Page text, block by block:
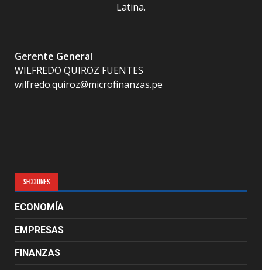
Latina.
Gerente General
WILFREDO QUIROZ FUENTES
wilfredo.quiroz@microfinanzas.pe
SECCIONES
ECONOMÍA
EMPRESAS
FINANZAS